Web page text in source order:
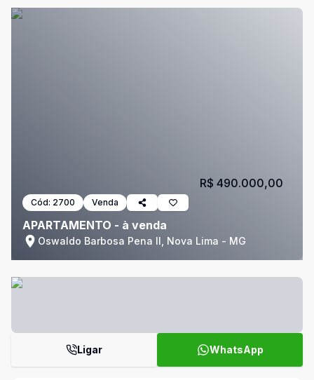
Cód: 2700 Venda
APARTAMENTO - à venda
Oswaldo Barbosa Pena II, Nova Lima - MG
R$ 490.000,00
Ligar WhatsApp